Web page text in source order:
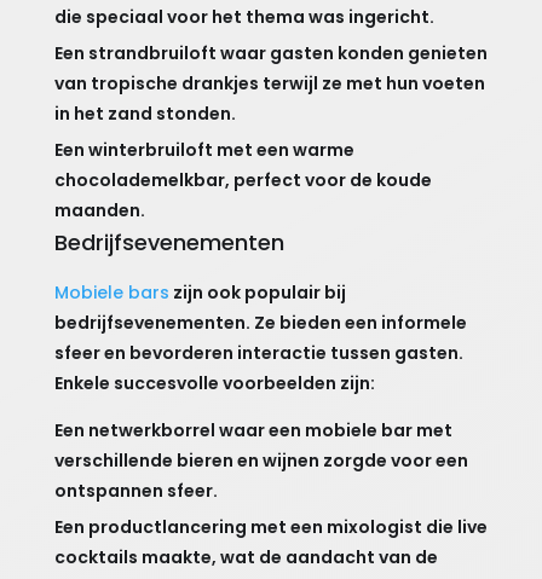
die speciaal voor het thema was ingericht.
Een strandbruiloft waar gasten konden genieten
van tropische drankjes terwijl ze met hun voeten
in het zand stonden.
Een winterbruiloft met een warme
chocolademelkbar, perfect voor de koude
maanden.
Bedrijfsevenementen
Mobiele bars zijn ook populair bij
bedrijfsevenementen. Ze bieden een informele
sfeer en bevorderen interactie tussen gasten.
Enkele succesvolle voorbeelden zijn:
Een netwerkborrel waar een mobiele bar met
verschillende bieren en wijnen zorgde voor een
ontspannen sfeer.
Een productlancering met een mixologist die live
cocktails maakte, wat de aandacht van de